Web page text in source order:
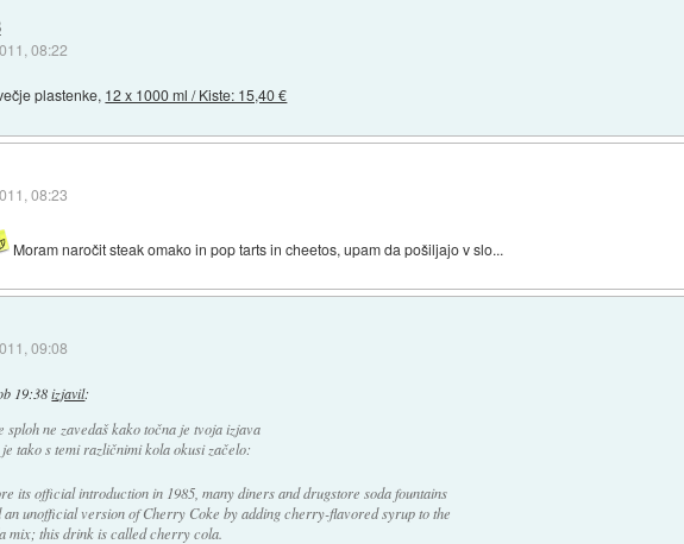
08:22
plastenke, 12 x 1000 ml / Kiste: 15,40 €
08:23
Moram naročit steak omako in pop tarts in cheetos, upam da pošiljajo v slo...
09:08
19:38 izjavil:
sploh ne zavedaš kako točna je tvoja izjava
tako s temi različnimi kola okusi začelo:
its official introduction in 1985, many diners and drugstore soda fountains
an unofficial version of Cherry Coke by adding cherry-flavored syrup to the
mix; this drink is called cherry cola.